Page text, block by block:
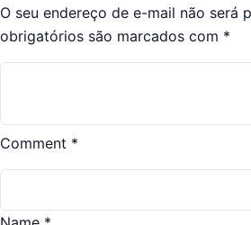
O seu endereço de e-mail não será
obrigatórios são marcados com *
Comment *